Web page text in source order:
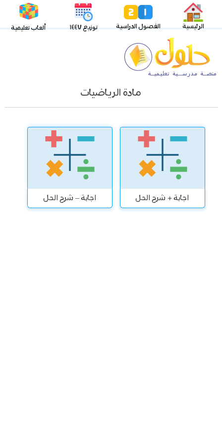
الرئيسية الفصول الدراسية توزيع ١٤٤٧ ألعاب تعليمية
مادة الرياضيات
اجابة + شرح الحل اجابة – شرح الحل